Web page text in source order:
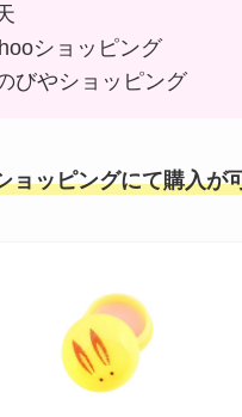
ショッピング
びやショッピング
ョッピングにて購入が